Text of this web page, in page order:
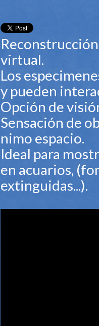
virtual.
Los
y pueden
Opción de
Sensación de
nimo espacio.
Ideal para
en acuarios,
extinguidas...).